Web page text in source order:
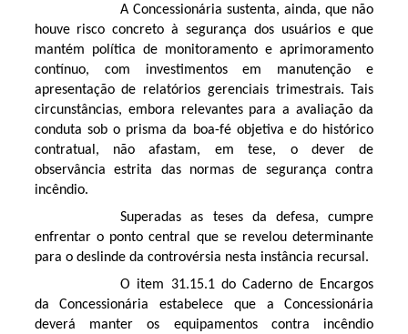
A Concessionária sustenta, ainda, que não
houve risco concreto à segurança dos usuários e que
mantém política de monitoramento e aprimoramento
contínuo, com investimentos em manutenção e
apresentação de relatórios gerenciais trimestrais. Tais
circunstâncias, embora relevantes para a avaliação da
conduta sob o prisma da boa-fé objetiva e do histórico
contratual, não afastam, em tese, o dever de
observância estrita das normas de segurança contra
incêndio.
Superadas as teses da defesa, cumpre
enfrentar o ponto central que se revelou determinante
para o deslinde da controvérsia nesta instância recursal.
O item 31.15.1 do Caderno de Encargos
da Concessionária estabelece que a Concessionária
deverá manter os equipamentos contra incêndio